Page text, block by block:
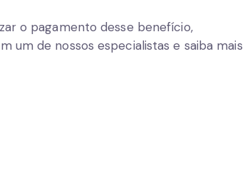
o pagamento desse benefício,
um de nossos especialistas e saiba mais